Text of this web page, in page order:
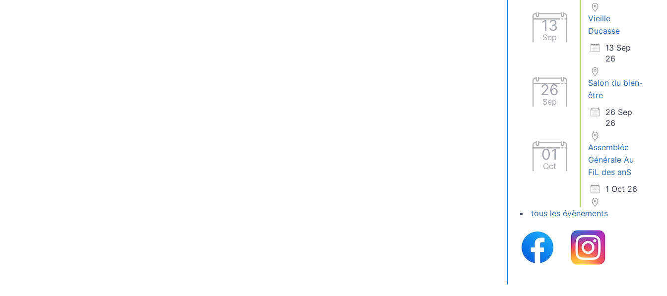
13
Sep
Vieille
Ducasse
13 Sep
26
26
Sep
Salon du bien-
être
26 Sep
26
01
Oct
Assemblée
Générale Au
FiL des anS
1 Oct 26
tous les évènements